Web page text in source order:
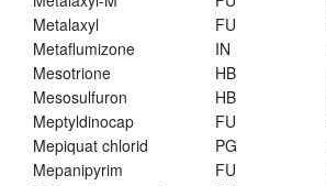
Metalaxyl
FU
Metaflumizone
IN
Mesotrione
HB
Mesosulfuron
HB
Meptyldinocap
FU
Mepiquat chlorid
PG
Mepanipyrim
FU